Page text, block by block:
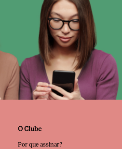
O Clube
Por que assinar?